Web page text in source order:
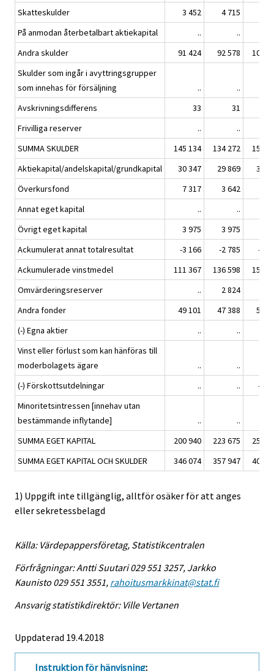
Skatteskulder 3 452 4 715
På anmodan återbetalbart aktiekapital
..
..
Andra skulder
91 424 92 578
102
Skulder som ingår i avyttringsgrupper
som innehas för försäljning
..
..
Avskrivningsdifferens
33 31
Frivilliga reserver
..
..
SUMMA SKULDER
145 134 134 272
155
Aktiekapital/andelskapital/grundkapital
30 347 29 869
30
Överkursfond
7 317 3 642
Annat eget kapital
..
..
Övrigt eget kapital
3 975 3 975
Ackumulerat annat totalresultat
-3 166 -2 785
-3
Ackumulerade vinstmedel
111 367 136 598
157
Omvärderingsreserver
.. 2 824
Andra fonder
49 101 47 388
55
(-) Egna aktier
..
..
Vinst eller förlust som kan hänföras till
moderbolagets ägare
..
..
(-) Förskottsutdelningar
.. ..
-2
Minoritetsintressen [innehav utan
bestämmande inflytande]
..
..
SUMMA EGET KAPITAL
200 940 223 675
250
SUMMA EGET KAPITAL OCH SKULDER
346 074 357 947 406
1) Uppgift inte tillgänglig, alltför osäker för att anges
eller sekretessbelagd
Källa: Värdepappersföretag, Statistikcentralen
Förfrågningar: Antti Suutari 029 551 3257, Jarkko
Kaunisto 029 551 3551, rahoitusmarkkinat@stat.fi
Ansvarig statistikdirektör: Ville Vertanen
Uppdaterad 19.4.2018
Instruktion för hänvisning: